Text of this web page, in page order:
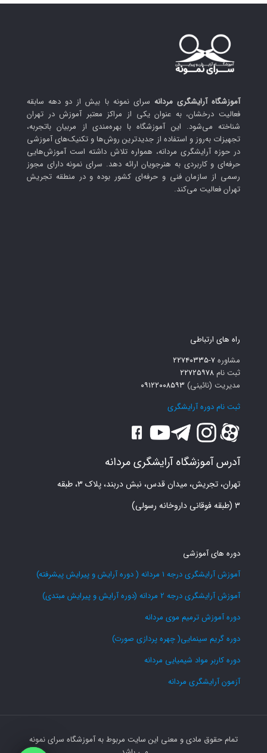
آموزشگاه آرایشگری مردانه سرای نمونه با بیش از دو دهه سابقه
فعالیت درخشان، به عنوان یکی از مراکز معتبر آموزش در تهران
شناخته می‌شود. این آموزشگاه با بهره‌مندی از مربیان باتجربه،
تجهیزات به‌روز و استفاده از جدیدترین روش‌ها و تکنیک‌های آموزشی
در حوزه آرایشگری مردانه، همواره تلاش داشته است آموزش‌هایی
حرفه‌ای و کاربردی به هنرجویان ارائه دهد. سرای نمونه دارای مجوز
رسمی از سازمان فنی و حرفه‌ای کشور بوده و در منطقه تجریش
تهران فعالیت می‌کند.
راه های ارتباطی
مشاوره۷-۲۲۷۴۰۳۳۵
ثبت نام ۲۲۷۲۵۹۷۸
مدیریت (نائینی) ۰۹۱۲۲۰۰۸۵۹۳
ثبت نام دوره آرایشگری
آدرس آموزشگاه آرایشگری مردانه
تهران، تجریش، میدان قدس، نبش دربند، پلاک ۳، طبقه
۳ (طبقه فوقانی داروخانه رسولی)
دوره های آموزشی
آموزش آرایشگری درجه 1 مردانه ( دوره آرایش و پیرایش پیشرفته)
آموزش آرایشگری درجه 2 مردانه (دوره آرایش و پیرایش مبتدی)
دوره آموزش ترمیم موی مردانه
دوره گریم سینمایی( چهره پردازی صورت)
دوره کاربر مواد شیمیایی مردانه
آزمون آرایشگری مردانه
تمام حقوق مادی و معنی این سایت مربوط به آموزشگاه سرای نمونه